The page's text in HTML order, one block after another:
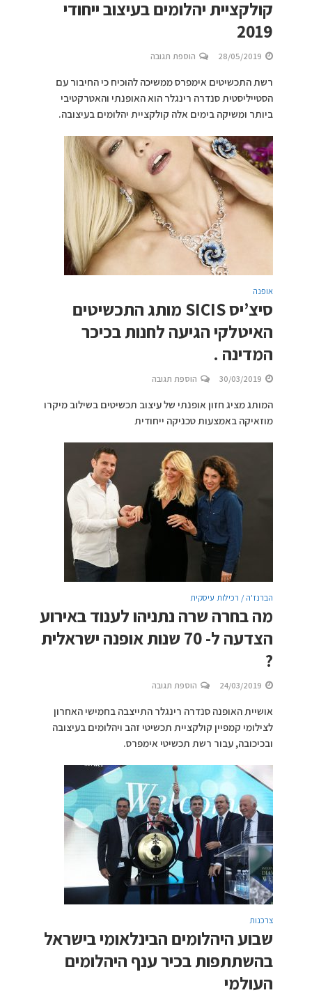
קולקציית יהלומים בעיצוב ייחודי
2019
28/05/2019 הוספת תגובה
רשת התכשיטים אימפרס ממשיכה להוכיח כי החיבור עם
הסטייליסטית סנדרה רינגלר הוא האופנתי והאטרקטיבי
ביותר ומשיקה בימים אלה קולקציית יהלומים בעיצובה.
אופנה
סיצ’יס SICIS מותג התכשיטים
האיטלקי הגיעה לחנות בכיכר
המדינה .
30/03/2019 הוספת תגובה
המותג מציג חזון אופנתי של עיצוב תכשיטים בשילוב מיקרו
מוזאיקה באמצעות טכניקה ייחודית
הברנז'ה / רכילות עיסקית
מה בחרה שרה נתניהו לענוד באירוע
הצדעה ל- 70 שנות אופנה ישראלית
?
24/03/2019 הוספת תגובה
אושיית האופנה סנדרה רינגלר התייצבה בחמישי האחרון
לצילומי קמפיין קולקציית תכשיטי זהב ויהלומים בעיצובה
ובכיכובה, עבור רשת תכשיטי אימפרס.
צרכנות
שבוע היהלומים הבינלאומי בישראל
בהשתתפות בכיר ענף היהלומים
העולמי